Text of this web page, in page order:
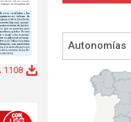
1108
Autonomías